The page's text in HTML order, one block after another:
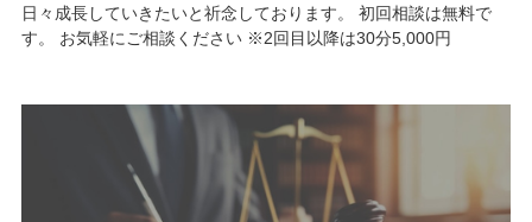
日々成長していきたいと祈念しております。 初回相談は無料で
す。 お気軽にご相談ください ※2回目以降は30分5,000円